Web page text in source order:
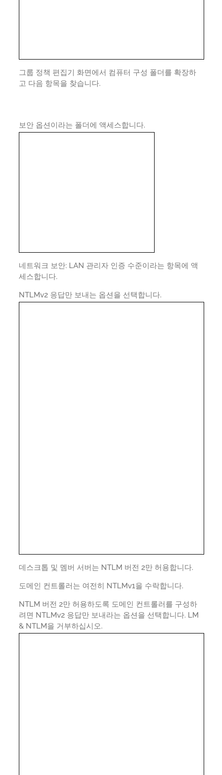
그룹 정책 편집기 화면에서 컴퓨터 구성 폴더를 확장하
고 다음 항목을 찾습니다.
보안 옵션이라는 폴더에 액세스합니다.
네트워크 보안: LAN 관리자 인증 수준이라는 항목에 액
세스합니다.
NTLMv2 응답만 보내는 옵션을 선택합니다.
데스크톱 및 멤버 서버는 NTLM 버전 2만 허용합니다.
도메인 컨트롤러는 여전히 NTLMv1을 수락합니다.
NTLM 버전 2만 허용하도록 도메인 컨트롤러를 구성하
려면 NTLMv2 응답만 보내라는 옵션을 선택합니다. LM
& NTLM을 거부하십시오.